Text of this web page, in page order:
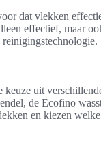
dat vlekken
effectief, maar
keuze uit
de Ecofino
en kiezen